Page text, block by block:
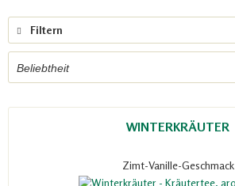
Filtern
WINTERKRÄUTER
Zimt-Vanille-Geschmack